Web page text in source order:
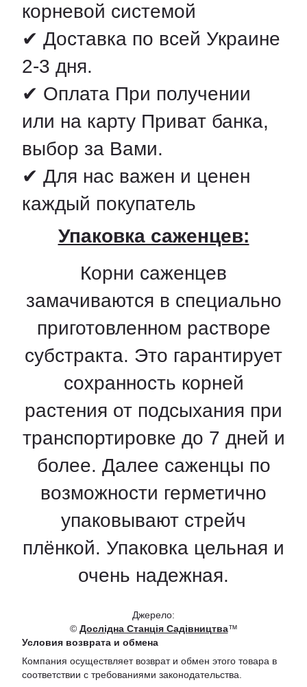
корневой системой
✔ Доставка по всей Украине
2-3 дня.
✔ Оплата При получении
или на карту Приват банка,
выбор за Вами.
✔ Для нас важен и ценен
каждый покупатель
Упаковка саженцев:
Корни саженцев
замачиваются в специально
приготовленном растворе
субстракта. Это гарантирует
сохранность корней
растения от подсыхания при
транспортировке до 7 дней и
более. Далее саженцы по
возможности герметично
упаковывают стрейч
плёнкой. Упаковка цельная и
очень надежная.
Джерело:
© Дослідна Станція Садівництва™
Условия возврата и обмена
Компания осуществляет возврат и обмен этого товара в
соответствии с требованиями законодательства.